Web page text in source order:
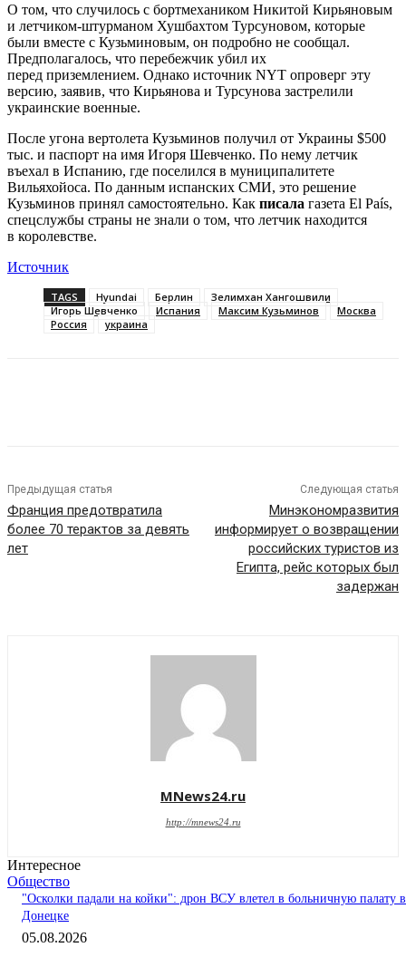
О том, что случилось с бортмехаником Никитой Кирьяновым
и летчиком-штурманом Хушбахтом Турсуновом, которые
были вместе с Кузьминовым, он подробно не сообщал.
Предполагалось, что перебежчик убил их
перед приземлением. Однако источник NYT опроверг эту
версию, заявив, что Кирьянова и Турсунова застрелили
украинские военные.
После угона вертолета Кузьминов получил от Украины $500
тыс. и паспорт на имя Игоря Шевченко. По нему летчик
въехал в Испанию, где поселился в муниципалитете
Вильяхойоса. По данным испанских СМИ, это решение
Кузьминов принял самостоятельно. Как писала газета El País,
спецслужбы страны не знали о том, что летчик находится
в королевстве.
Источник
TAGS Hyundai Берлин
Зелимхан Хангошвили
Игорь Шевченко
Испания Максим Кузьминов
Москва
Россия
украина
Предыдущая статья
Франция предотвратила
более 70 терактов за девять
лет
Следующая статья
Минэкономразвития
информирует о возвращении
российских туристов из
Египта, рейс которых был
задержан
MNews24.ru
http://mnews24.ru
Интересное
Общество
"Осколки падали на койки": дрон ВСУ влетел в больничную палату в
Донецке
05.08.2026